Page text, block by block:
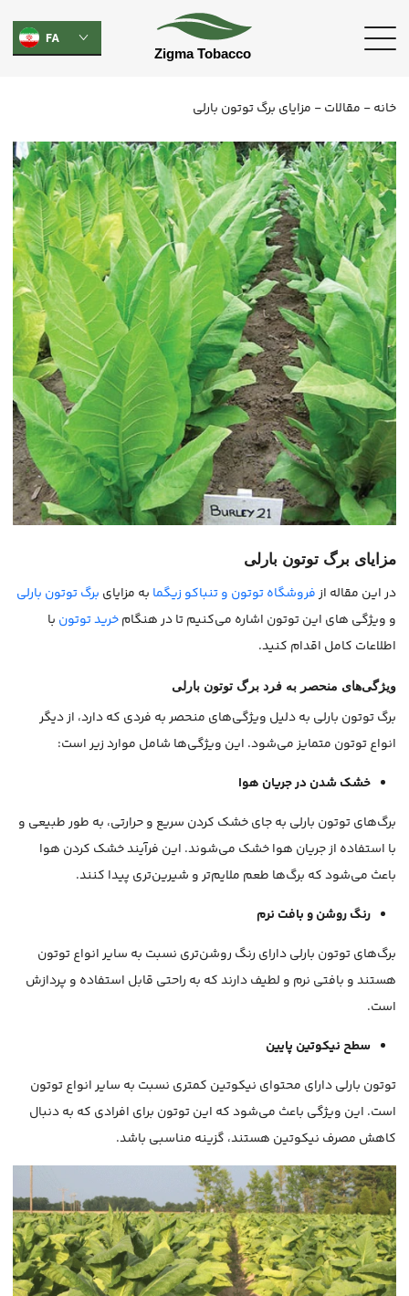
FA
خانه- مقالات- مزایای برگ توتون بارلی
مزایای برگ توتون بارلی
در این مقاله ازفروشگاه توتون و تنباکو زیگما به مزایای برگ توتون بارلی
و ویژگی های این توتون اشاره می‌کنیم تا در هنگامخرید توتون با
اطلاعات کامل اقدام کنید.
ویژگی‌های منحصر به فرد برگ توتون بارلی
برگ توتون بارلی به دلیل ویژگی‌های منحصر به فردی که دارد، از دیگر
انواع توتون متمایز می‌شود. این ویژگی‌ها شامل موارد زیر است:
خشک شدن در جریان هوا
برگ‌های توتون بارلی به جای خشک کردن سریع و حرارتی، به طور طبیعی و
با استفاده از جریان هوا خشک می‌شوند. این فرآیند خشک کردن هوا
باعث می‌شود که برگ‌ها طعم ملایم‌تر و شیرین‌تری پیدا کنند.
رنگ روشن و بافت نرم
برگ‌های توتون بارلی دارای رنگ روشن‌تری نسبت به سایر انواع توتون
هستند و بافتی نرم و لطیف دارند که به راحتی قابل استفاده و پردازش
است.
سطح نیکوتین پایین
توتون بارلی دارای محتوای نیکوتین کمتری نسبت به سایر انواع توتون
است. این ویژگی باعث می‌شود که این توتون برای افرادی که به دنبال
کاهش مصرف نیکوتین هستند، گزینه مناسبی باشد.